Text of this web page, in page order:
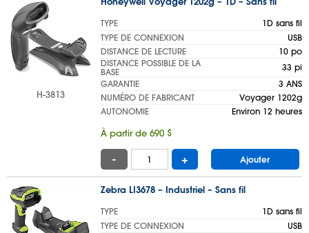
H-3813
TYPE
1D sans fil
TYPE DE CONNEXION
USB
DISTANCE DE LECTURE
10 po
DISTANCE POSSIBLE DE LA
BASE
33 pi
GARANTIE
3 ANS
NUMÉRO DE FABRICANT
Voyager 1202g
AUTONOMIE
Environ 12 heures
À partir de 690 $
- + Ajouter
Zebra LI3678 – Industriel – Sans fil
TYPE
1D sans fil
TYPE DE CONNEXION
USB